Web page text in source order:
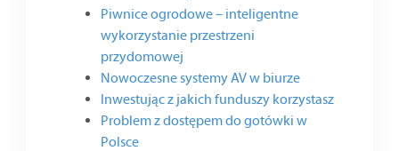
Piwnice ogrodowe – inteligentne
wykorzystanie przestrzeni
przydomowej
Nowoczesne systemy AV w biurze
Inwestując z jakich funduszy korzystasz
Problem z dostępem do gotówki w
Polsce